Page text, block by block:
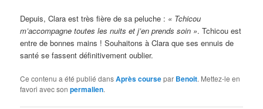
Depuis, Clara est très fière de sa peluche : « Tchicou
m’accompagne toutes les nuits et j’en prends soin ». Tchicou est
entre de bonnes mains ! Souhaitons à Clara que ses ennuis de
santé se fassent définitivement oublier.
Ce contenu a été publié dansAprès coursepar Benoit. Mettez-le en
favori avec sonpermalien.